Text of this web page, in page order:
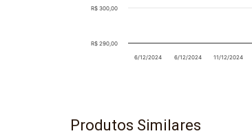
6/12/2024 6/12/2024 11/12/2024
R$ 290,00
R$ 300,00
Produtos Similares